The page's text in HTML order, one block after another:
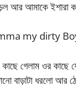
আর আমাকে ইশারা
my dirty
গেলাম ওর কাছে
বাড়াটা ধরলো আর